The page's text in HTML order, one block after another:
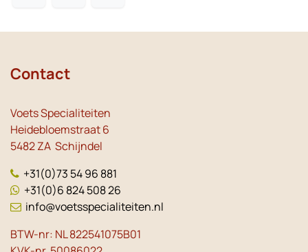
Contact
Voets Specialiteiten
Heidebloemstraat 6
5482 ZA Schijndel
+31(0)73 54 96 881
+31(0)6 824 508 26
info@voetsspecialiteiten.nl
BTW-nr: NL 822541075B01